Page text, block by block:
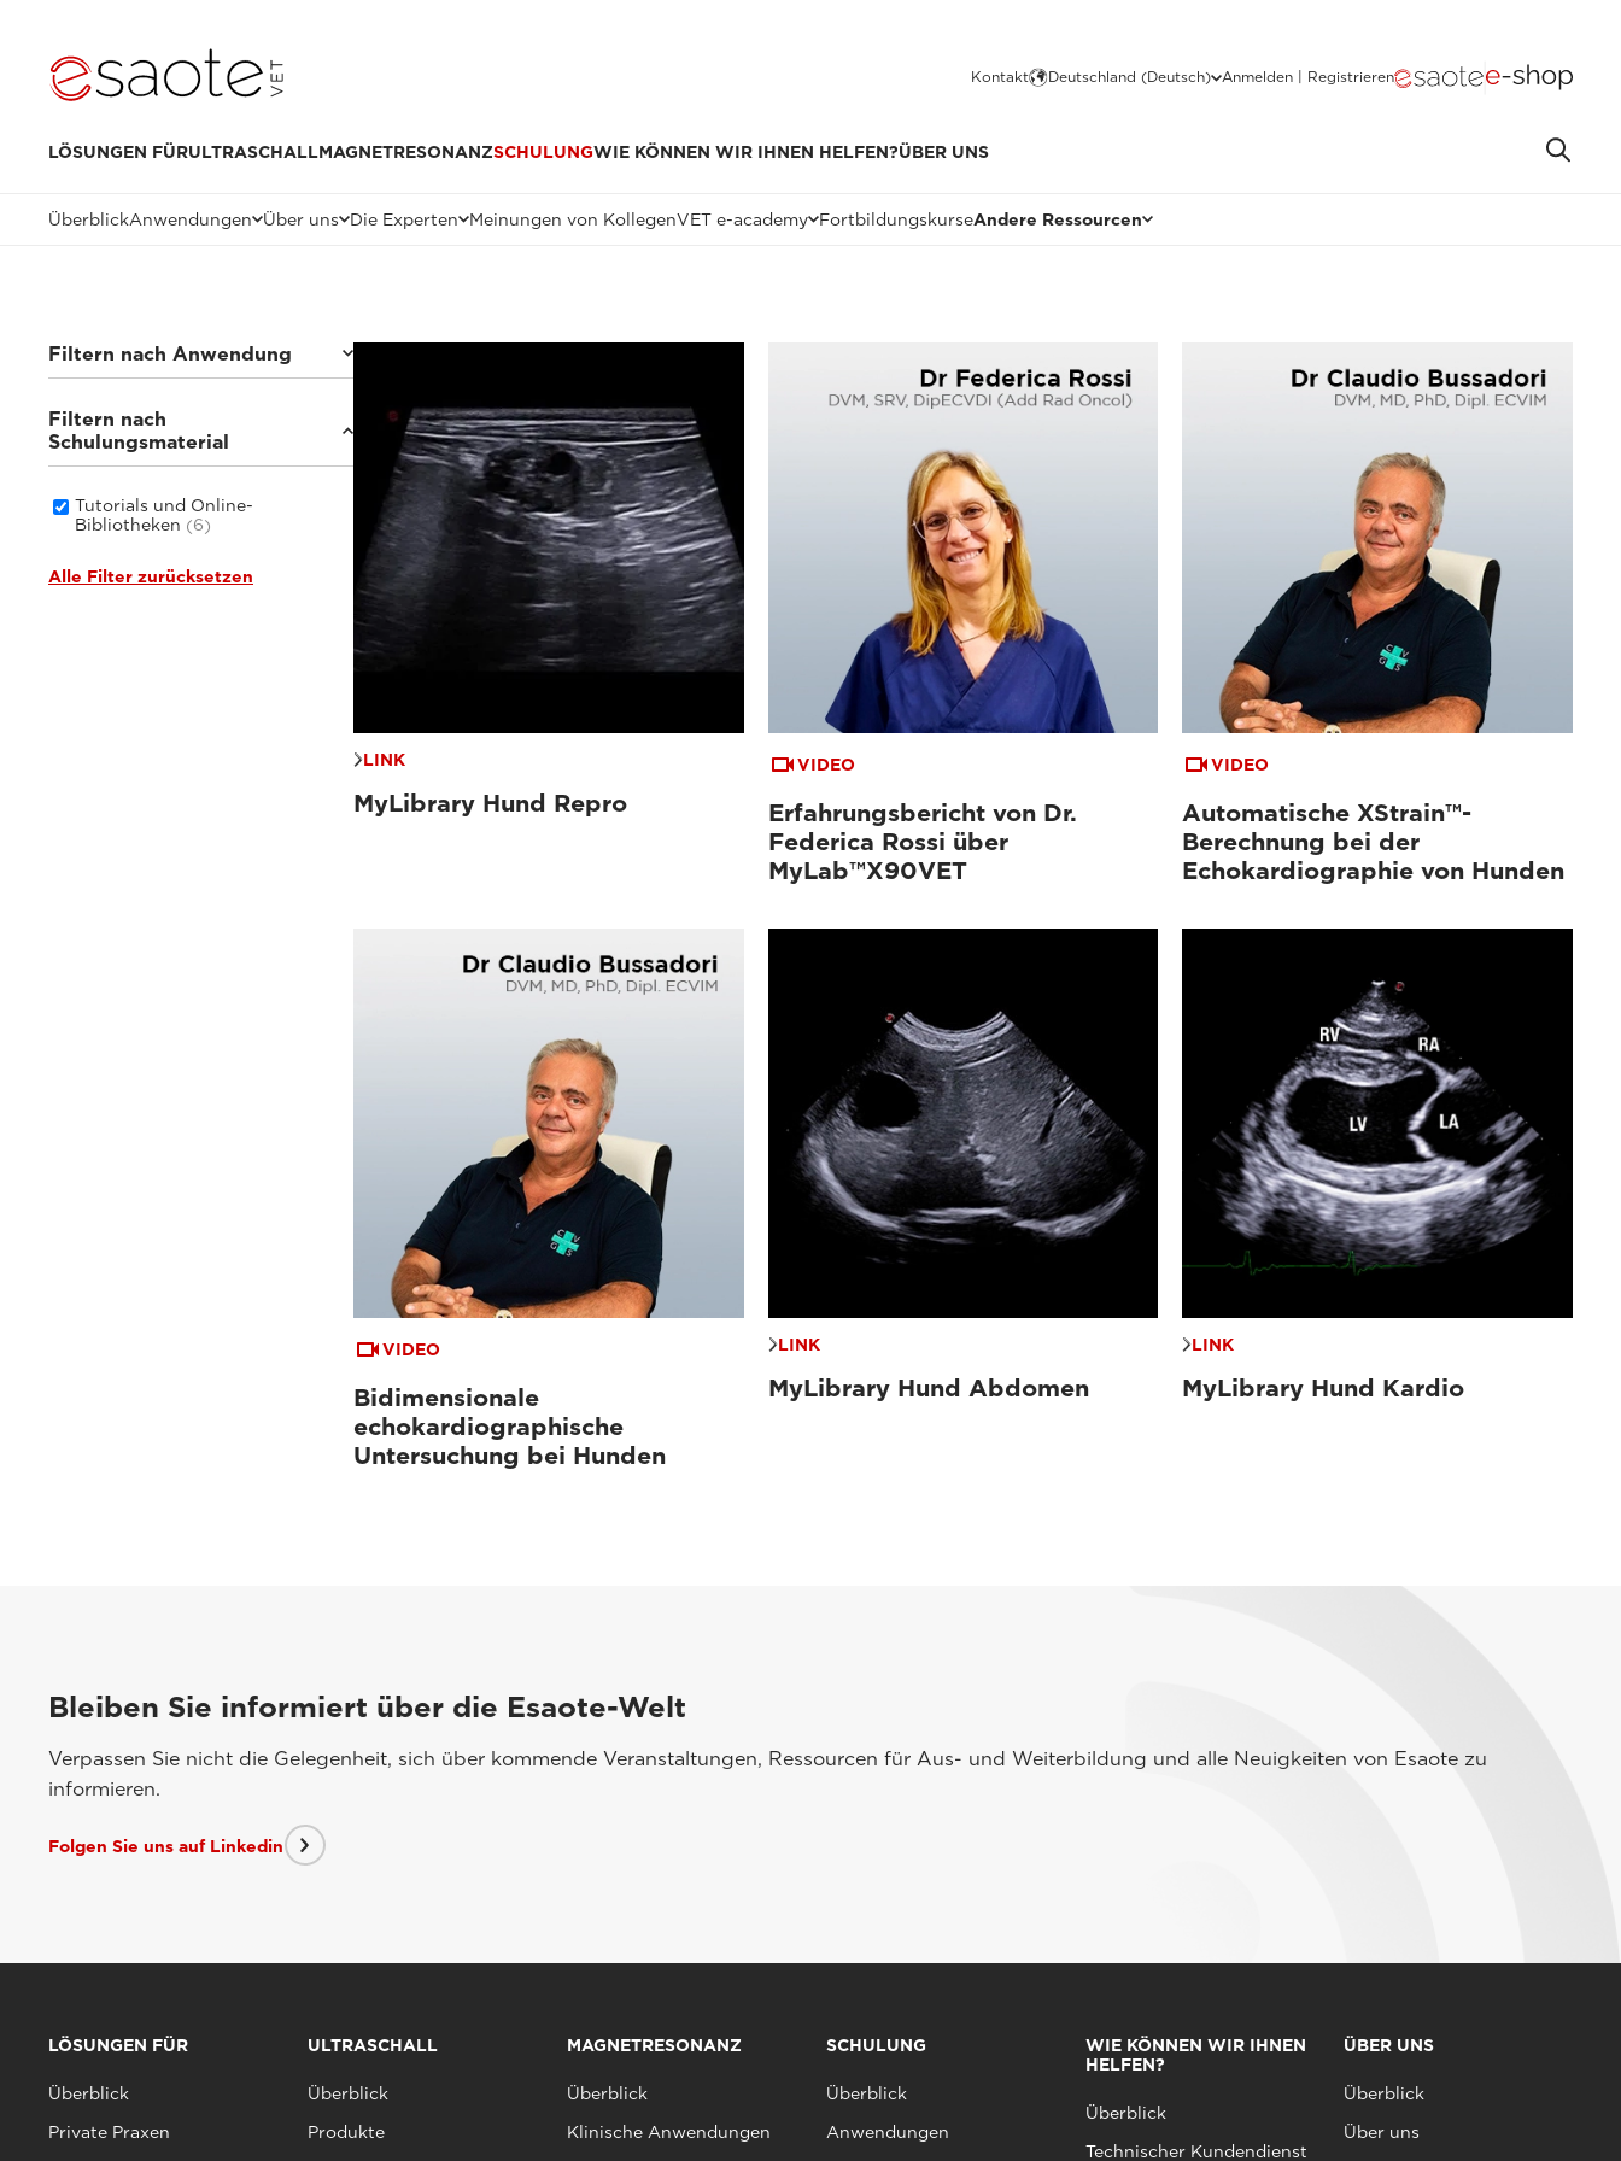
Kontakt Deutschland (Deutsch) Anmelden | Registrieren
LÖSUNGEN FÜRULTRASCHALLMAGNETRESONANZSCHULUNGWIE KÖNNEN WIR IHNEN HELFEN?ÜBER UNS
ÜberblickAnwendungen Über uns Die Experten Meinungen von KollegenVET e-academy FortbildungskurseAndere Ressourcen
Filtern nach Anwendung
Kleintiere(6)
Filtern nach
Schulungsmaterial
Tutorials und Online-
Bibliotheken (6)
Alle Filter zurücksetzen
LINK
MyLibrary Hund Repro
VIDEO
Erfahrungsbericht von Dr.
Federica Rossi über
MyLab™X90VET
VIDEO
Automatische XStrain™-
Berechnung bei der
Echokardiographie von Hunden
VIDEO
Bidimensionale
echokardiographische
Untersuchung bei Hunden
LINK
MyLibrary Hund Abdomen
LINK
MyLibrary Hund Kardio
Bleiben Sie informiert über die Esaote-Welt
Verpassen Sie nicht die Gelegenheit, sich über kommende Veranstaltungen, Ressourcen für Aus- und Weiterbildung und alle Neuigkeiten von Esaote zu
informieren.
Folgen Sie uns auf Linkedin
LÖSUNGEN FÜR
Überblick
Private Praxen
ULTRASCHALL
Überblick
Produkte
MAGNETRESONANZ
Überblick
Klinische Anwendungen
SCHULUNG
Überblick
Anwendungen
WIE KÖNNEN WIR IHNEN
HELFEN?
Überblick
Technischer Kundendienst
ÜBER UNS
Überblick
Über uns